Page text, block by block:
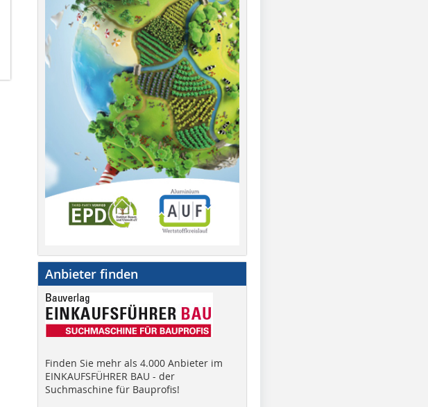
Anbieter finden
Finden Sie mehr als 4.000 Anbieter im
EINKAUFSFÜHRER BAU - der
Suchmaschine für Bauprofis!